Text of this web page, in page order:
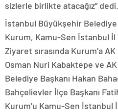
sizlerle birlikte atacağız” dedi.
İstanbul Büyükşehir Belediye
Kurum, Kamu-Sen İstanbul İl
Ziyaret sırasında Kurum’a
Osman Nuri Kabaktepe ve
Belediye Başkanı Hakan
Bahçelievler İlçe Başkanı
Kurum’u Kamu-Sen İstanbul